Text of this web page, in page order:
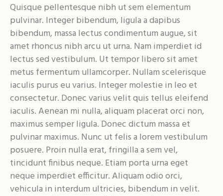
Quisque pellentesque nibh ut sem elementum
pulvinar. Integer bibendum, ligula a dapibus
bibendum, massa lectus condimentum augue, sit
amet rhoncus nibh arcu ut urna. Nam imperdiet id
lectus sed vestibulum. Ut tempor libero sit amet
metus fermentum ullamcorper. Nullam scelerisque
iaculis purus eu varius. Integer molestie in leo et
consectetur. Donec varius velit quis tellus eleifend
iaculis. Aenean mi nulla, aliquam placerat orci non,
maximus semper ligula. Donec dictum massa et
pulvinar maximus. Nunc ut felis a lorem vestibulum
posuere. Proin nulla erat, fringilla a sem vel,
tincidunt finibus neque. Etiam porta urna eget
neque imperdiet efficitur. Aliquam odio orci,
vehicula in interdum ultricies, bibendum in velit.